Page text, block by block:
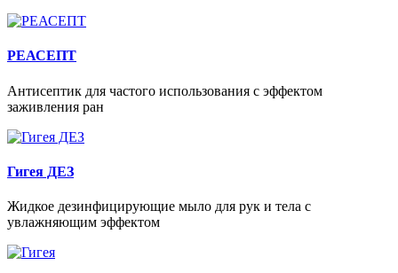
РЕАСЕПТ
Антисептик для частого использования с эффектом
заживления ран
Гигея ДЕЗ
Жидкое дезинфицирующие мыло для рук и тела с
увлажняющим эффектом